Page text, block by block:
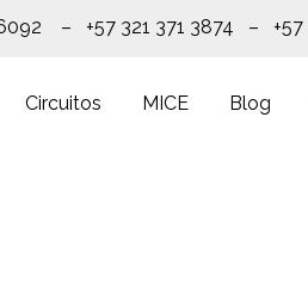
– +57 321 371 3874 –
Circuitos MICE Blog